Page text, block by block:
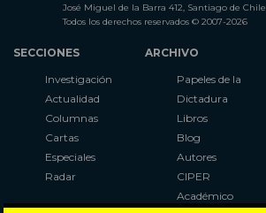
José Miguel de la Barra 412, Santiago de Chile
Todos los derechos reservados © 2007-2026
SECCIONES
Investigación
Actualidad
Columnas
Cartas
Especiales
Radar
ARCHIVO
Papeles de la
Dictadura
Libros
Blog
Autores
CIPER
Académico